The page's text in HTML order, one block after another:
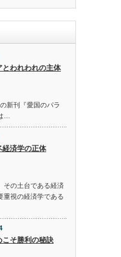
とわれわれの主体
新刊『愛国のパラ
…
経済学の正体
その土台である経済
重視の経済学である
こそ勝利の秘訣